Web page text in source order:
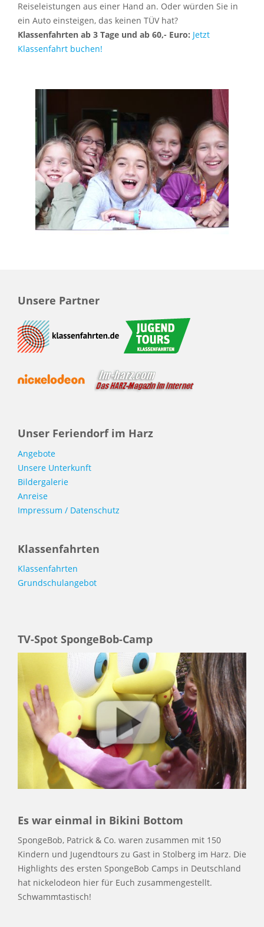
Reiseleistungen aus einer Hand an. Oder würden Sie in
ein Auto einsteigen, das keinen TÜV hat?
Klassenfahrten ab 3 Tage und ab 60,- Euro: Jetzt
Klassenfahrt buchen!
Unsere Partner
Unser Feriendorf im Harz
Angebote
Unsere Unterkunft
Bildergalerie
Anreise
Impressum / Datenschutz
Klassenfahrten
Klassenfahrten
Grundschulangebot
TV-Spot SpongeBob-Camp
Es war einmal in Bikini Bottom
SpongeBob, Patrick & Co. waren zusammen mit 150
Kindern und Jugendtours zu Gast in Stolberg im Harz. Die
Highlights des ersten SpongeBob Camps in Deutschland
hat nickelodeon hier für Euch zusammengestellt.
Schwammtastisch!